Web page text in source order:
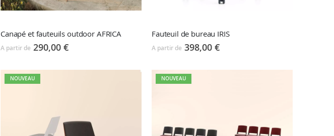
Canapé et fauteuils outdoor AFRICA
A partir de 290,00 €
Fauteuil de bureau IRIS
A partir de 398,00 €
NOUVEAU NOUVEAU